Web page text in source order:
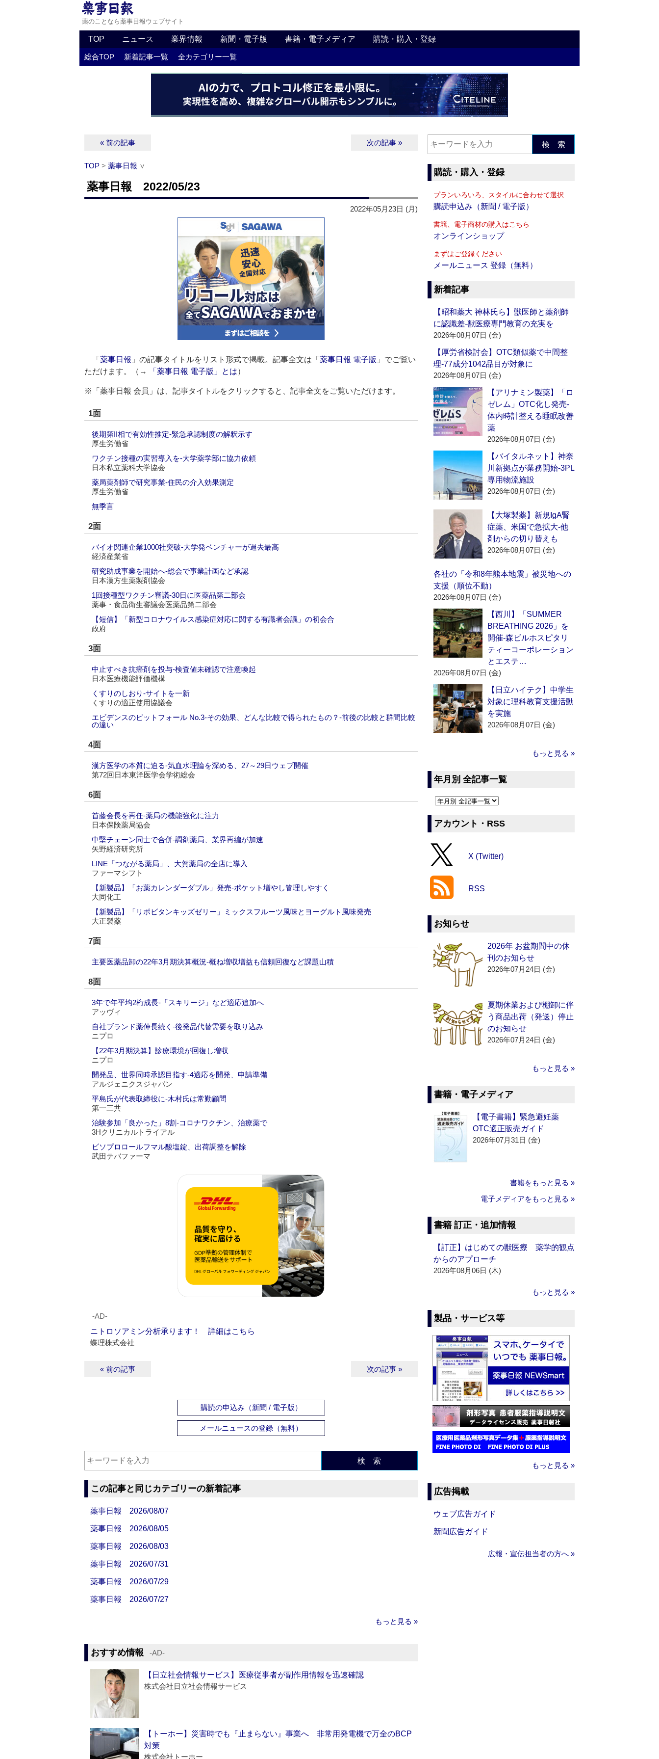
薬のことなら薬事日報ウェブサイト
TOP ニュース 業界情報 新聞・電子版 書籍・電子メディア 購読・購入・登録
総合TOP 新着記事一覧 全カテゴリー一覧
« 前の記事 次の記事 »
TOP > 薬事日報 ∨
薬事日報 2022/05/23
2022年05月23日 (月)
「 薬事日報 」の記事タイトルをリスト形式で掲載。記事全文は「 薬事日報 電子版 」でご覧い
ただけます。（→
「薬事日報 電子版」とは）
※「薬事日報 会員」は、記事タイトルをクリックすると、記事全文をご覧いただけます。
1面
後期第II相で有効性推定‐緊急承認制度の解釈示す
厚生労働省
ワクチン接種の実習導入を‐大学薬学部に協力依頼
日本私立薬科大学協会
薬局薬剤師で研究事業‐住民の介入効果測定
厚生労働省
無季言
2面
バイオ関連企業1000社突破‐大学発ベンチャーが過去最高
経済産業省
研究助成事業を開始へ‐総会で事業計画など承認
日本漢方生薬製剤協会
1回接種型ワクチン審議‐30日に医薬品第二部会
薬事・食品衛生審議会医薬品第二部会
【短信】「新型コロナウイルス感染症対応に関する有識者会議」の初会合
政府
3面
中止すべき抗癌剤を投与‐検査値未確認で注意喚起
日本医療機能評価機構
くすりのしおり‐サイトを一新
くすりの適正使用協議会
エビデンスのピットフォール No.3‐その効果、どんな比較で得られたもの？‐前後の比較と群間比較
の違い
4面
漢方医学の本質に迫る‐気血水理論を深める、27～29日ウェブ開催
第72回日本東洋医学会学術総会
6面
首藤会長を再任‐薬局の機能強化に注力
日本保険薬局協会
中堅チェーン同士で合併‐調剤薬局、業界再編が加速
矢野経済研究所
LINE「つながる薬局」、大賀薬局の全店に導入
ファーマシフト
【新製品】「お薬カレンダーダブル」発売‐ポケット増やし管理しやすく
大同化工
【新製品】「リポビタンキッズゼリー」ミックスフルーツ風味とヨーグルト風味発売
大正製薬
7面
主要医薬品卸の22年3月期決算概況‐概ね増収増益も信頼回復など課題山積
8面
3年で年平均2桁成長‐「スキリージ」など適応追加へ
アッヴィ
自社ブランド薬伸長続く‐後発品代替需要を取り込み
ニプロ
【22年3月期決算】診療環境が回復し増収
ニプロ
開発品、世界同時承認目指す‐4適応を開発、申請準備
アルジェニクスジャパン
平島氏が代表取締役に‐木村氏は常勤顧問
第一三共
治験参加「良かった」8割‐コロナワクチン、治療薬で
3Hクリニカルトライアル
ビソプロロールフマル酸塩錠、出荷調整を解除
武田テバファーマ
‐AD‐
ニトロソアミン分析承ります！ 詳細はこちら
蝶理株式会社
« 前の記事 次の記事 »
購読の申込み（新聞 / 電子版）
メールニュースの登録（無料）
検 索
この記事と同じカテゴリーの新着記事
薬事日報 2026/08/07
薬事日報 2026/08/05
薬事日報 2026/08/03
薬事日報 2026/07/31
薬事日報 2026/07/29
薬事日報 2026/07/27
もっと見る »
おすすめ情報 ‐AD‐
【日立社会情報サービス】医療従事者が副作用情報を迅速確認
株式会社日立社会情報サービス
【トーホー】災害時でも『止まらない』事業へ 非常用発電機で万全のBCP
対策
株式会社トーホー
検 索
購読・購入・登録
プランいろいろ、スタイルに合わせて選択
購読申込み（新聞 / 電子版）
書籍、電子商材の購入はこちら
オンラインショップ
まずはご登録ください
メールニュース 登録（無料）
新着記事
【昭和薬大 神林氏ら】獣医師と薬剤師
に認識差‐獣医療専門教育の充実を
2026年08月07日 (金)
【厚労省検討会】OTC類似薬で中間整
理‐77成分1042品目が対象に
2026年08月07日 (金)
【アリナミン製薬】「ロ
ゼレム」OTC化し発売‐
体内時計整える睡眠改善
薬
2026年08月07日 (金)
【バイタルネット】神奈
川新拠点が業務開始‐3PL
専用物流施設
2026年08月07日 (金)
【大塚製薬】新規IgA腎
症薬、米国で急拡大‐他
剤からの切り替えも
2026年08月07日 (金)
各社の「令和8年熊本地震」被災地への
支援（順位不動）
2026年08月07日 (金)
【西川】「SUMMER
BREATHING 2026」を
開催‐森ビルホスピタリ
ティーコーポレーション
とエステ…
2026年08月07日 (金)
【日立ハイテク】中学生
対象に理科教育支援活動
を実施
2026年08月07日 (金)
もっと見る »
年月別 全記事一覧
アカウント・RSS
X (Twitter)
RSS
お知らせ
2026年 お盆期間中の休
刊のお知らせ
2026年07月24日 (金)
夏期休業および棚卸に伴
う商品出荷（発送）停止
のお知らせ
2026年07月24日 (金)
もっと見る »
書籍・電子メディア
【電子書籍】緊急避妊薬
OTC適正販売ガイド
2026年07月31日 (金)
書籍をもっと見る »
電子メディアをもっと見る »
書籍 訂正・追加情報
【訂正】はじめての獣医療 薬学的観点
からのアプローチ
2026年08月06日 (木)
もっと見る »
製品・サービス等
もっと見る »
広告掲載
ウェブ広告ガイド
新聞広告ガイド
広報・宣伝担当者の方へ »